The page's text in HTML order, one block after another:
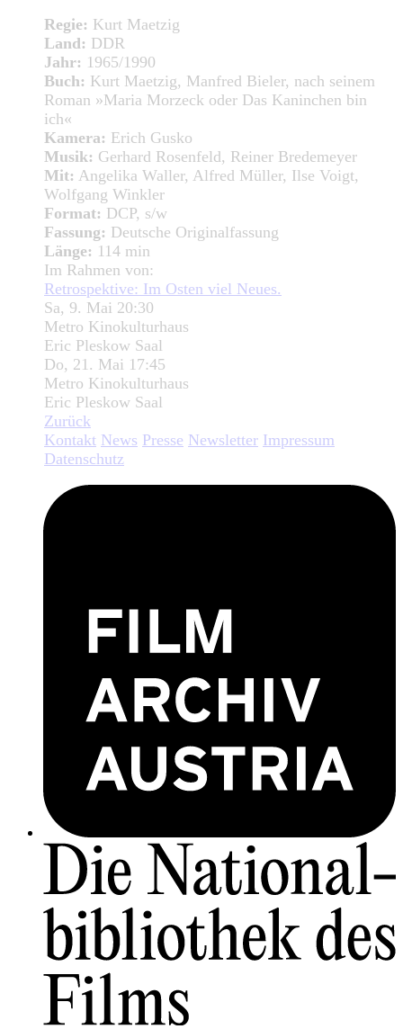
Regie: Kurt Maetzig
Land: DDR
Jahr: 1965/1990
Buch: Kurt Maetzig, Manfred Bieler, nach seinem
Roman »Maria Morzeck oder Das Kaninchen bin
ich«
Kamera: Erich Gusko
Musik: Gerhard Rosenfeld, Reiner Bredemeyer
Mit: Angelika Waller, Alfred Müller, Ilse Voigt,
Wolfgang Winkler
Format: DCP, s/w
Fassung: Deutsche Originalfassung
Länge: 114 min
Im Rahmen von:
Retrospektive: Im Osten viel Neues.
Sa, 9. Mai 20:30
Metro Kinokulturhaus
Eric Pleskow Saal
Do, 21. Mai 17:45
Metro Kinokulturhaus
Eric Pleskow Saal
Zurück
Kontakt News Presse Newsletter Impressum
Datenschutz